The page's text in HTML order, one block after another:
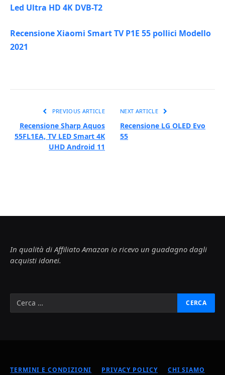
Led Ultra HD 4K DVB-T2
Recensione Xiaomi Smart TV P1E 55 pollici Modello
2021
PREVIOUS ARTICLE
Recensione Sharp Aquos
55FL1EA, TV LED Smart 4K
UHD Android 11
NEXT ARTICLE
Recensione LG OLED Evo
55
In qualità di Affiliato Amazon io ricevo un guadagno dagli
acquisti idonei.
TERMINI E CONDIZIONI PRIVACY POLICY CHI SIAMO